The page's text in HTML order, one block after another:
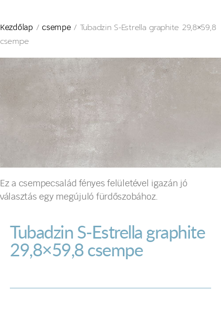
Kezdőlap /csempe/ Tubadzin S-Estrella graphite 29,8×59,8
csempe
Ez a csempecsalád fényes felületével igazán jó
választás egy megújuló fürdőszobához.
Tubadzin S-Estrella graphite
29,8×59,8 csempe